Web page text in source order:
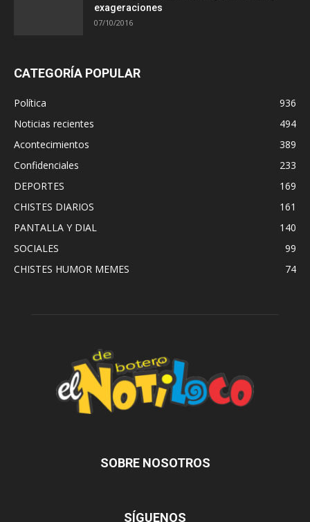
exageraciones
07/10/2016
CATEGORÍA POPULAR
Política
936
Noticias recientes
494
Acontecimientos
389
Confidenciales
233
DEPORTES
169
CHISTES DIARIOS
161
PANTALLA Y DIAL
140
SOCIALES
99
CHISTES HUMOR MEMES
74
SOBRE NOSOTROS
SÍGUENOS